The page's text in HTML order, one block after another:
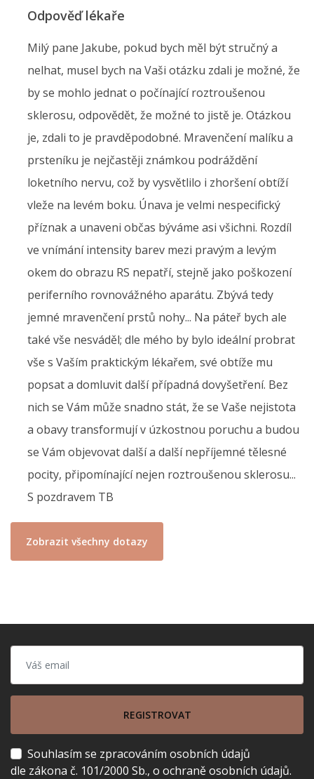
Odpověď lékaře
Milý pane Jakube, pokud bych měl být stručný a
nelhat, musel bych na Vaši otázku zdali je možné, že
by se mohlo jednat o počínající roztroušenou
sklerosu, odpovědět, že možné to jistě je. Otázkou
je, zdali to je pravděpodobné. Mravenčení malíku a
prsteníku je nejčastěji známkou podráždění
loketního nervu, což by vysvětlilo i zhoršení obtíží
vleže na levém boku. Únava je velmi nespecifický
příznak a unaveni občas býváme asi všichni. Rozdíl
ve vnímání intensity barev mezi pravým a levým
okem do obrazu RS nepatří, stejně jako poškození
periferního rovnovážného aparátu. Zbývá tedy
jemné mravenčení prstů nohy... Na páteř bych ale
také vše nesváděl; dle mého by bylo ideální probrat
vše s Vaším praktickým lékařem, své obtíže mu
popsat a domluvit další případná dovyšetření. Bez
nich se Vám může snadno stát, že se Vaše nejistota
a obavy transformují v úzkostnou poruchu a budou
se Vám objevovat další a další nepříjemné tělesné
pocity, připomínající nejen roztroušenou sklerosu...
S pozdravem TB
Zobrazit všechny dotazy
REGISTROVAT
Souhlasím se zpracováním osobních údajů
dle zákona č. 101/2000 Sb., o ochraně osobních údajů.